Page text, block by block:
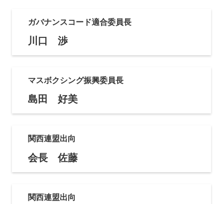
ガバナンスコード適合委員長
川口 渉
マスボクシング振興委員長
島田 好美
関西連盟出向
会長 佐藤
関西連盟出向